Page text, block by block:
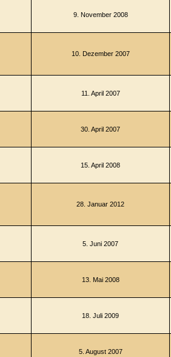
9. November 2008
10. Dezember 2007
11. April 2007
30. April 2007
15. April 2008
28. Januar 2012
5. Juni 2007
13. Mai 2008
18. Juli 2009
5. August 2007